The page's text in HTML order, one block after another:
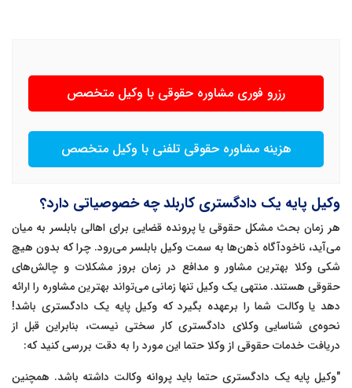
رزرو فوری مشاوره حقوقی با وکیل متخصص
هزینه مشاوره حقوقی تلفنی با وکیل متخصص
وکیل پایه یک دادگستری کاربلد چه خصوصیاتی دارد؟
هر زمان بحث مشکل حقوقی یا پرونده قضایی برای اهالی بابلسر به میان
می‌آید، ناخودآگاه ذهن‌ها به سمت وکیل بابلسر می‌رود. چرا که بدون هیچ
شکی وکلا بهترین مشاور و مدافع در زمان بروز مشکلات و چالش‌های
حقوقی هستند. منتهی یک وکیل تنها زمانی می‌تواند بهترین مشاوره را ارائه
دهد یا وکالت شما را برعهده بگیرد که وکیل پایه یک دادگستری باشد!
نحوه‌ی شناسایی وکلای دادگستری کار سختی نیست، بنابراین قبل از
دریافت خدمات حقوقی از وکلا حتما این مورد را به دقت بررسی کنید که:
"وکیل پایه یک دادگستری حتما باید پروانه وکالت داشته باشد. همچنین